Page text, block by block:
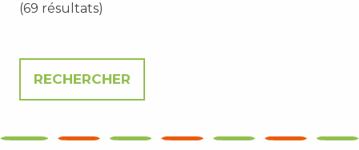
(69 résultats)